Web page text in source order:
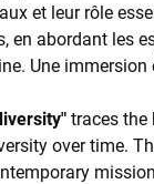
et leur rôle
en abordant les
Une
traces the
over time.